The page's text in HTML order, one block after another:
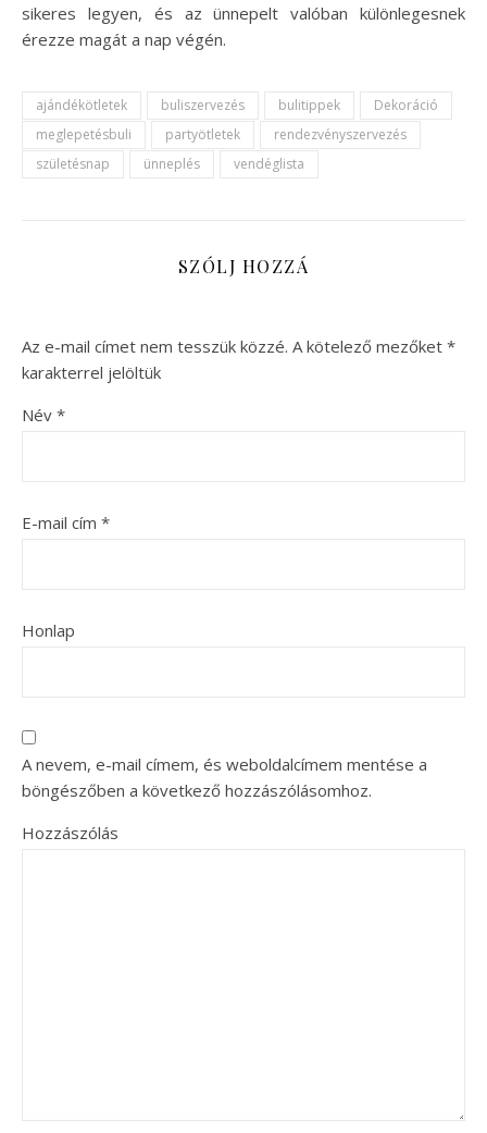
sikeres legyen, és az ünnepelt valóban különlegesnek
érezze magát a nap végén.
ajándékötletek buliszervezés bulitippek
Dekoráció
meglepetésbuli
partyötletek
rendezvényszervezés
születésnap
ünneplés vendéglista
SZÓLJ HOZZÁ
Az e-mail címet nem tesszük közzé. A kötelező mezőket *
karakterrel jelöltük
Név *
E-mail cím *
Honlap
A nevem, e-mail címem, és weboldalcímem mentése a
böngészőben a következő hozzászólásomhoz.
Hozzászólás